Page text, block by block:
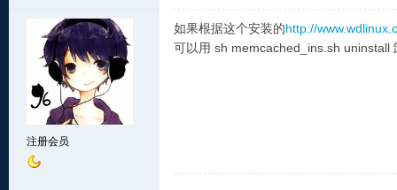
注册会员
如果根据这个安装的http://
可以用 sh memcached_ins.sh uninstall